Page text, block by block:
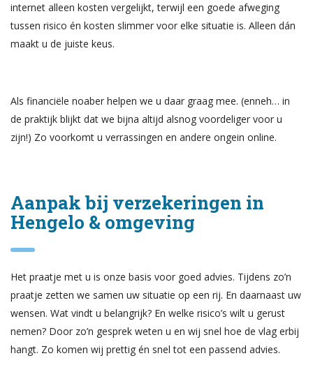
internet alleen kosten vergelijkt, terwijl een goede afweging
tussen risico én kosten slimmer voor elke situatie is. Alleen dán
maakt u de juiste keus.
Als financiële noaber helpen we u daar graag mee. (enneh… in
de praktijk blijkt dat we bijna altijd alsnog voordeliger voor u
zijn!) Zo voorkomt u verrassingen en andere ongein online.
Aanpak bij verzekeringen in
Hengelo & omgeving
Het praatje met u is onze basis voor goed advies. Tijdens zo’n
praatje zetten we samen uw situatie op een rij. En daarnaast uw
wensen. Wat vindt u belangrijk? En welke risico’s wilt u gerust
nemen? Door zo’n gesprek weten u en wij snel hoe de vlag erbij
hangt. Zo komen wij prettig én snel tot een passend advies.